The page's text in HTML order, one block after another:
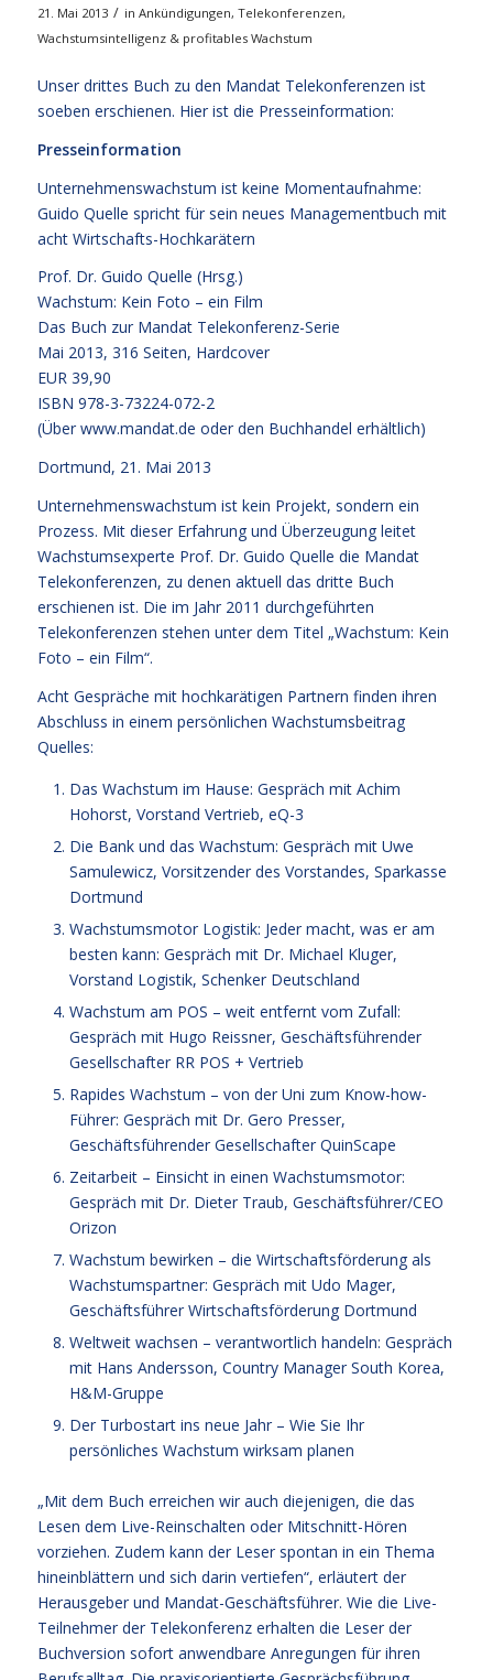
21. Mai 2013 / in Ankündigungen, Telekonferenzen,
Wachstumsintelligenz & profitables Wachstum
Unser drittes Buch zu den Mandat Telekonferenzen ist
soeben erschienen. Hier ist die Presseinformation:
Presseinformation
Unternehmenswachstum ist keine Momentaufnahme:
Guido Quelle spricht für sein neues Managementbuch mit
acht Wirtschafts-Hochkarätern
Prof. Dr. Guido Quelle (Hrsg.)
Wachstum: Kein Foto – ein Film
Das Buch zur Mandat Telekonferenz-Serie
Mai 2013, 316 Seiten, Hardcover
EUR 39,90
ISBN 978-3-73224-072-2
(Über www.mandat.de oder den Buchhandel erhältlich)
Dortmund, 21. Mai 2013
Unternehmenswachstum ist kein Projekt, sondern ein
Prozess. Mit dieser Erfahrung und Überzeugung leitet
Wachstumsexperte Prof. Dr. Guido Quelle die Mandat
Telekonferenzen, zu denen aktuell das dritte Buch
erschienen ist. Die im Jahr 2011 durchgeführten
Telekonferenzen stehen unter dem Titel „Wachstum: Kein
Foto – ein Film“.
Acht Gespräche mit hochkarätigen Partnern finden ihren
Abschluss in einem persönlichen Wachstumsbeitrag
Quelles:
Das Wachstum im Hause: Gespräch mit Achim
Hohorst, Vorstand Vertrieb, eQ-3
Die Bank und das Wachstum: Gespräch mit Uwe
Samulewicz, Vorsitzender des Vorstandes, Sparkasse
Dortmund
Wachstumsmotor Logistik: Jeder macht, was er am
besten kann: Gespräch mit Dr. Michael Kluger,
Vorstand Logistik, Schenker Deutschland
Wachstum am POS – weit entfernt vom Zufall:
Gespräch mit Hugo Reissner, Geschäftsführender
Gesellschafter RR POS + Vertrieb
Rapides Wachstum – von der Uni zum Know-how-
Führer: Gespräch mit Dr. Gero Presser,
Geschäftsführender Gesellschafter QuinScape
Zeitarbeit – Einsicht in einen Wachstumsmotor:
Gespräch mit Dr. Dieter Traub, Geschäftsführer/CEO
Orizon
Wachstum bewirken – die Wirtschaftsförderung als
Wachstumspartner: Gespräch mit Udo Mager,
Geschäftsführer Wirtschaftsförderung Dortmund
Weltweit wachsen – verantwortlich handeln: Gespräch
mit Hans Andersson, Country Manager South Korea,
H&M-Gruppe
Der Turbostart ins neue Jahr – Wie Sie Ihr
persönliches Wachstum wirksam planen
„Mit dem Buch erreichen wir auch diejenigen, die das
Lesen dem Live-Reinschalten oder Mitschnitt-Hören
vorziehen. Zudem kann der Leser spontan in ein Thema
hineinblättern und sich darin vertiefen“, erläutert der
Herausgeber und Mandat-Geschäftsführer. Wie die Live-
Teilnehmer der Telekonferenz erhalten die Leser der
Buchversion sofort anwendbare Anregungen für ihren